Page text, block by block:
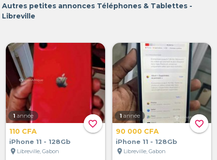
Autres petites annonces Téléphones & Tablettes -
Libreville
favorite_border
1 année
110 CFA
iPhone 11 - 128Gb
location_on Libreville, Gabon
favorite_border
1 année
90 000 CFA
iPhone 11 - 128Gb
location_on Libreville, Gabon